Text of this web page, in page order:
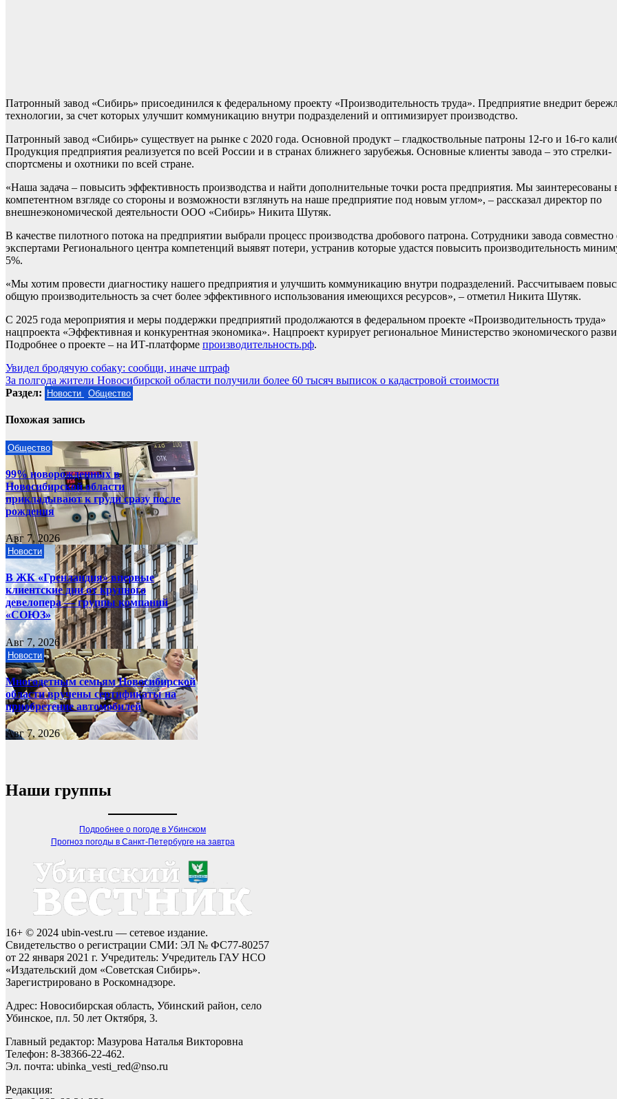
Патронный завод «Сибирь» присоединился к федеральному проекту «Производительность труда». Предприятие внедрит
технологии, за счет которых улучшит коммуникацию внутри подразделений и оптимизирует производство.
Патронный завод «Сибирь» существует на рынке с 2020 года. Основной продукт – гладкоствольные патроны 12-го и 16-го
Продукция предприятия реализуется по всей России и в странах ближнего зарубежья. Основные клиенты завода – это стрелки-
спортсмены и охотники по всей стране.
«Наша задача – повысить эффективность производства и найти дополнительные точки роста предприятия. Мы заинтересованы
компетентном взгляде со стороны и возможности взглянуть на наше предприятие под новым углом», – рассказал директор по
внешнеэкономической деятельности ООО «Сибирь» Никита Шутяк.
В качестве пилотного потока на предприятии выбрали процесс производства дробового патрона. Сотрудники завода совместно
экспертами Регионального центра компетенций выявят потери, устранив которые удастся повысить производительность
5%.
«Мы хотим провести диагностику нашего предприятия и улучшить коммуникацию внутри подразделений. Рассчитываем
общую производительность за счет более эффективного использования имеющихся ресурсов», – отметил Никита Шутяк.
С 2025 года мероприятия и меры поддержки предприятий продолжаются в федеральном проекте «Производительность труда»
нацпроекта «Эффективная и конкурентная экономика». Нацпроект курирует региональное Министерство экономического
Подробнее о проекте – на ИТ-платформе производительность.рф.
Навигация
по
Увидел бродячую собаку: сообщи, иначе штраф
За полгода жители Новосибирской области получили более 60 тысяч выписок о кадастровой стоимости
Раздел:
Новости Общество
Похожая запись
Общество
99% новорожденных в
Новосибирской области
прикладывают к груди сразу после
рождения
Авг 7, 2026
Новости
В ЖК «Гренландия» впервые
клиентские дни от крупного
девелопера — группы компаний
«СОЮЗ»
Авг 7, 2026
Новости
Многодетным семьям Новосибирской
области вручены сертификаты на
приобретение автомобилей
Авг 7, 2026
Наши группы
Подробнее о погоде в Убинском
Прогноз погоды в Санкт-Петербурге на завтра
16+ © 2024 ubin-vest.ru — сетевое издание.
Свидетельство о регистрации СМИ: ЭЛ № ФС77-80257
от 22 января 2021 г. Учредитель: Учредитель ГАУ НСО
«Издательский дом «Советская Сибирь».
Зарегистрировано в Роскомнадзоре.
Адрес: Новосибирская область, Убинский район, село
Убинское, пл. 50 лет Октября, 3.
Главный редактор: Мазурова Наталья Викторовна
Телефон: 8-38366-22-462.
Эл. почта: ubinka_vesti_red@nso.ru
Редакция: